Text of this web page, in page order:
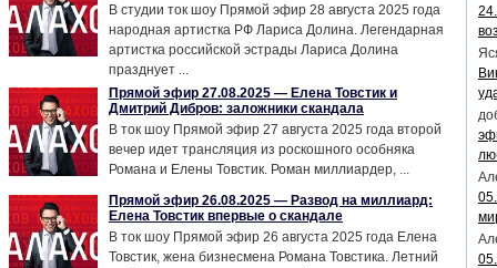
В студии ток шоу Прямой эфир 28 августа 2025 года
народная артистка РФ Лариса Долина. Легендарная
артистка российской эстрады Лариса Долина
празднует ...
Прямой эфир 27.08.2025 — Елена Товстик и
Дмитрий Дибров: заложники скандала
В ток шоу Прямой эфир 27 августа 2025 года второй
вечер идет трансляция из роскошного особняка
Романа и Елены Товстик. Роман миллиардер, ...
Прямой эфир 26.08.2025 — Развод на миллиард:
Елена Товстик впервые о скандале
В ток шоу Прямой эфир 26 августа 2025 года Елена
Товстик, жена бизнесмена Романа Товстика. Летний